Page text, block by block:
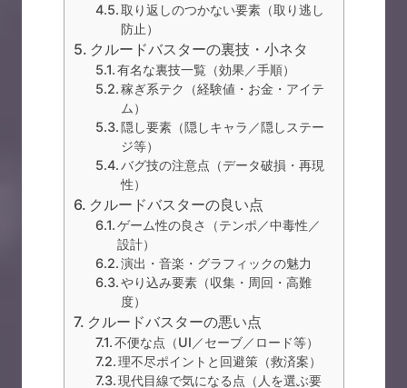
取り返しのつかない要素（取り逃し
防止）
クルードバスターの裏技・小ネタ
有名な裏技一覧（効果／手順）
稼ぎ系テク（経験値・お金・アイテ
ム）
隠し要素（隠しキャラ／隠しステー
ジ等）
バグ技の注意点（データ破損・再現
性）
クルードバスターの良い点
ゲーム性の良さ（テンポ／中毒性／
設計）
演出・音楽・グラフィックの魅力
やり込み要素（収集・周回・高難
度）
クルードバスターの悪い点
不便な点（UI／セーブ／ロード等）
理不尽ポイントと回避策（救済案）
現代目線で気になる点（人を選ぶ要